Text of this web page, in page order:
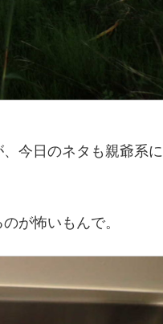
今日のネタも親爺系に
が怖いもんで。